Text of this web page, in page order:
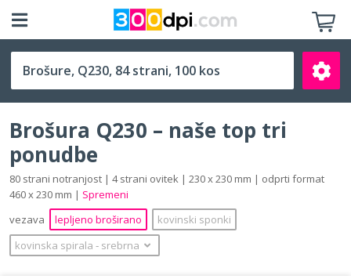
Q230 (230 x 230 mm)
Išči
Brošura Q230 – naše top tri
ponudbe
80 strani notranjost | 4 strani ovitek | 230 x 230 mm | odprti format
460 x 230 mm | Spremeni
vezava
lepljeno broširano
kovinski sponki
kovinska spirala ‐ srebrna